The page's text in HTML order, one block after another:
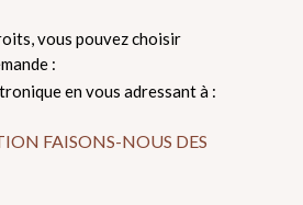
vous pouvez choisir
:
en vous adressant à :
FAISONS-NOUS DES